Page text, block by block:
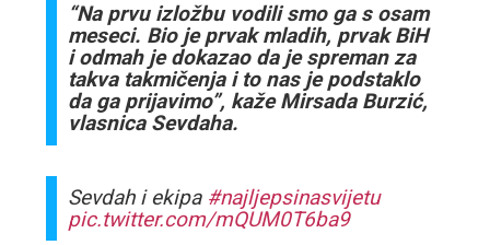
“Na prvu izložbu vodili smo ga s osam
meseci. Bio je prvak mladih, prvak BiH
i odmah je dokazao da je spreman za
takva takmičenja i to nas je podstaklo
da ga prijavimo”, kaže Mirsada Burzić,
vlasnica Sevdaha.
Sevdah i ekipa #najljepsinasvijetu
pic.twitter.com/mQUM0T6ba9